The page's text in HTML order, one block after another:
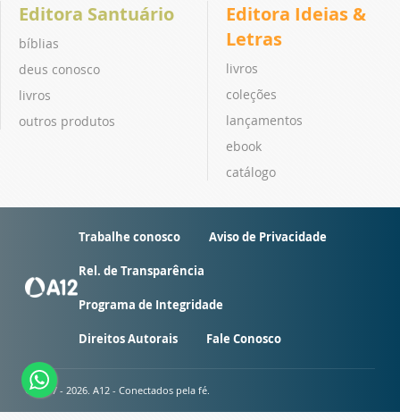
Editora Santuário
bíblias
deus conosco
livros
outros produtos
Editora Ideias &
Letras
livros
coleções
lançamentos
ebook
catálogo
Trabalhe conosco Aviso de Privacidade
Rel. de Transparência
Programa de Integridade
Direitos Autorais Fale Conosco
© 2007 - 2026. A12 - Conectados pela fé.